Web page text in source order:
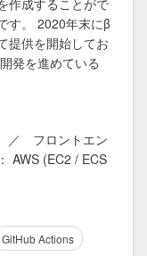
作成することがで
す。 2020年末にβ
提供を開始してお
発を進めている
／ フロントエン
AWS (EC2 / ECS
GitHub Actions